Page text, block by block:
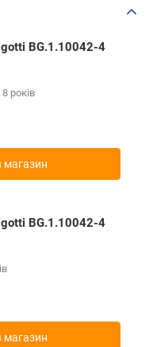
BG.1.10042-4
років
магазин
BG.1.10042-4
магазин